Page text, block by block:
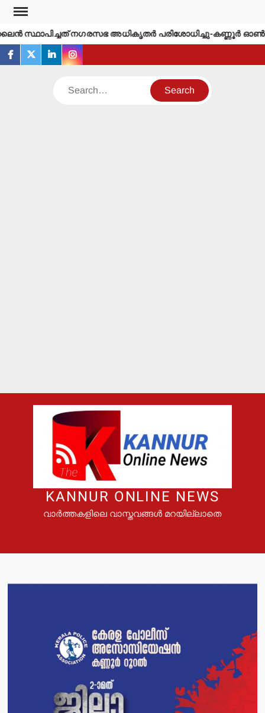
Skip
contentസ്ഥാപിച്ചത് നഗരസഭ അധികൃതര്‍ പരിശോധിച്ചു-കണ്ണൂര്‍
facebook
twitterlinkedininstagram
Search
KANNUR ONLINE NEWS
വാർത്തകളിലെ വാസ്തവങ്ങൾ മറയില്ലാതെ